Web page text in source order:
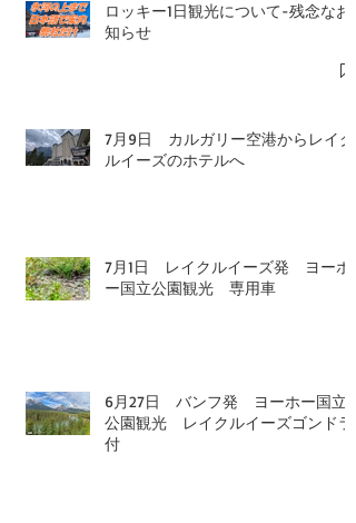
ロッキー1日観光について-残念なお
知らせ
7月9日 カルガリー空港からレイク
ルイーズのホテルへ
7月1日 レイクルイーズ発 ヨーホ
ー国立公園観光 専用車
6月27日 バンフ発 ヨーホー国立
公園観光 レイクルイーズゴンドラ
付